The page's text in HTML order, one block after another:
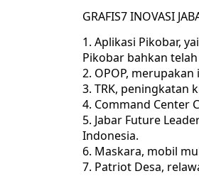
GRAFIS7 INOVASI
Aplikasi Pikobar,
Pikobar bahkan
OPOP,
TRK, peningkatan
Command Center
Jabar Future
Indonesia.
Maskara, mobil
Patriot Desa,